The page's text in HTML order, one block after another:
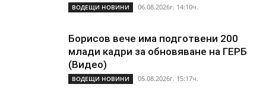
ВОДЕЩИ НОВИНИ 06.08.2026г. 14:10ч.
Борисов вече има подготвени 200
млади кадри за обновяване на ГЕРБ
(Видео)
ВОДЕЩИ НОВИНИ 05.08.2026г. 15:17ч.